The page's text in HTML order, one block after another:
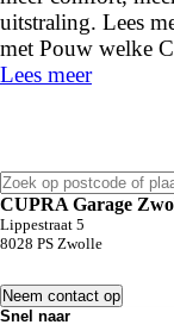
uitstraling. Lees
met Pouw welke
Lees meer
CUPRA Garage
Lippestraat 5
8028 PS Zwolle
Neem contact op
Snel naar